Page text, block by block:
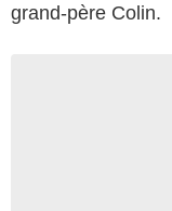
grand-père Colin.